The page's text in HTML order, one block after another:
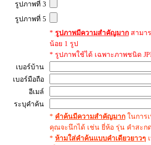
รูปภาพที่ 3
รูปภาพที่ 5
* รูปภาพมีความสำคัญมาก สามา
น้อย 1 รูป
* รูปภาพใช้ได้ เฉพาะภาพชนิด
เบอร์บ้าน
เบอร์มือถือ
อีเมล์
ระบุคำค้น
* คำค้นมีความสำคัญมาก ในการ
คุณจะนึกได้ เช่น ยี่ห้อ รุ่น คำสะก
* ห้ามใส่คำค้นแบบคำเดียวยาวๆ